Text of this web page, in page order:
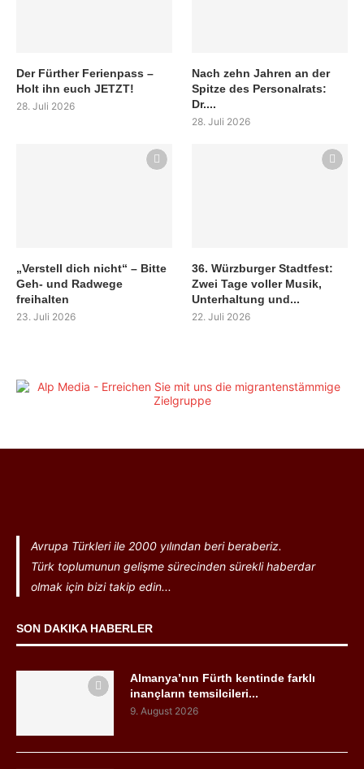
Der Fürther Ferienpass –
Holt ihn euch JETZT!
28. Juli 2026
Nach zehn Jahren an der
Spitze des Personalrats:
Dr....
28. Juli 2026
„Verstell dich nicht“ – Bitte
Geh- und Radwege
freihalten
23. Juli 2026
36. Würzburger Stadtfest:
Zwei Tage voller Musik,
Unterhaltung und...
22. Juli 2026
Avrupa Türkleri ile 2000 yılından beri beraberiz.
Türk toplumunun gelişme sürecinden sürekli haberdar
olmak için bizi takip edin...
SON DAKIKA HABERLER
Almanya’nın Fürth kentinde farklı
inançların temsilcileri...
9. August 2026